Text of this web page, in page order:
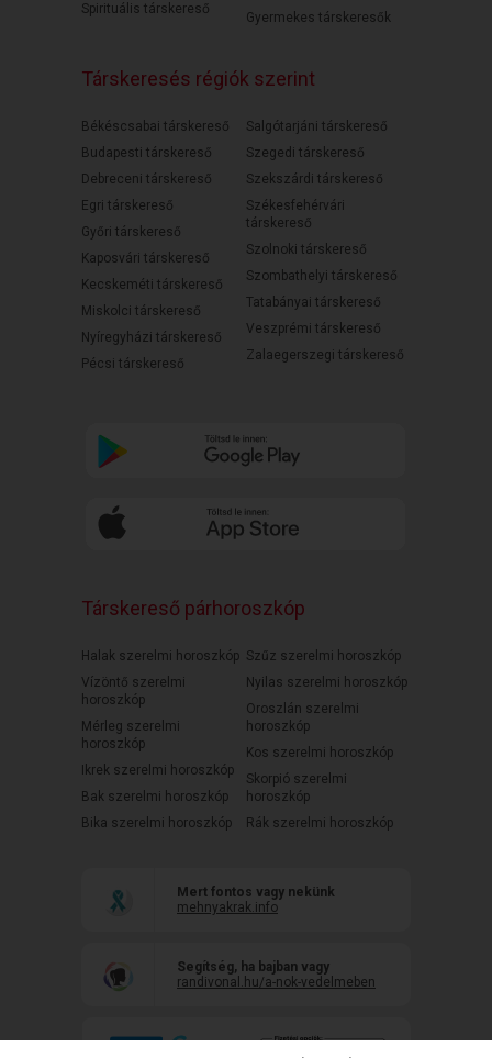
Spirituális társkereső
Gyermekes társkeresők
Társkeresés régiók szerint
Békéscsabai társkereső
Budapesti társkereső
Debreceni társkereső
Egri társkereső
Győri társkereső
Kaposvári társkereső
Kecskeméti társkereső
Miskolci társkereső
Nyíregyházi társkereső
Pécsi társkereső
Salgótarjáni társkereső
Szegedi társkereső
Szekszárdi társkereső
Székesfehérvári
társkereső
Szolnoki társkereső
Szombathelyi társkereső
Tatabányai társkereső
Veszprémi társkereső
Zalaegerszegi társkereső
Társkereső párhoroszkóp
Halak szerelmi horoszkóp
Vízöntő szerelmi
horoszkóp
Mérleg szerelmi
horoszkóp
Ikrek szerelmi horoszkóp
Bak szerelmi horoszkóp
Bika szerelmi horoszkóp
Szűz szerelmi horoszkóp
Nyilas szerelmi horoszkóp
Oroszlán szerelmi
horoszkóp
Kos szerelmi horoszkóp
Skorpió szerelmi
horoszkóp
Rák szerelmi horoszkóp
Mert fontos vagy nekünk
mehnyakrak.info
Segítség, ha bajban vagy
randivonal.hu/a-nok-vedelmeben